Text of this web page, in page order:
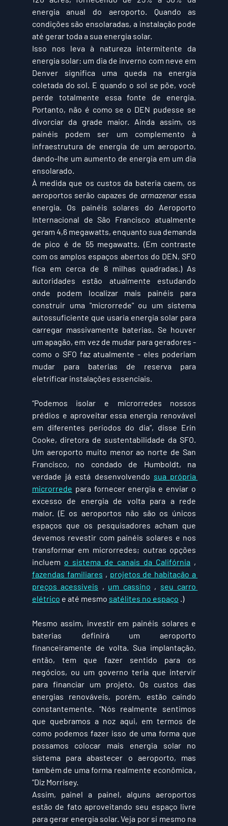
energia anual do aeroporto. Quando as
condições são ensolaradas, a instalação pode
até gerar toda a sua energia solar.
Isso nos leva à natureza intermitente da
energia solar: um dia de inverno com neve em
Denver significa uma queda na energia
coletada do sol. E quando o sol se põe, você
perde totalmente essa fonte de energia.
Portanto, não é como se o DEN pudesse se
divorciar da grade maior. Ainda assim, os
painéis podem ser um complemento à
infraestrutura de energia de um aeroporto,
dando-lhe um aumento de energia em um dia
ensolarado.
À medida que os custos da bateria caem, os
aeroportos serão capazes de armazenar essa
energia. Os painéis solares do Aeroporto
Internacional de São Francisco atualmente
geram 4,6 megawatts, enquanto sua demanda
de pico é de 55 megawatts. (Em contraste
com os amplos espaços abertos do DEN, SFO
fica em cerca de 8 milhas quadradas.) As
autoridades estão atualmente estudando
onde podem localizar mais painéis para
construir uma "microrrede" ou um sistema
autossuficiente que usaria energia solar para
carregar massivamente baterias. Se houver
um apagão, em vez de mudar para geradores -
como o SFO faz atualmente - eles poderiam
mudar para baterias de reserva para
eletrificar instalações essenciais.
“Podemos isolar e microrredes nossos
prédios e aproveitar essa energia renovável
em diferentes períodos do dia”, disse Erin
Cooke, diretora de sustentabilidade da SFO.
Um aeroporto muito menor ao norte de San
Francisco, no condado de Humboldt, na
verdade já está desenvolvendo sua própria
microrrede para fornecer energia e enviar o
excesso de energia de volta para a rede
maior. (E os aeroportos não são os únicos
espaços que os pesquisadores acham que
devemos revestir com painéis solares e nos
transformar em microrredes; outras opções
incluem o sistema de canais da Califórnia
fazendas familiares , projetos de habitação a
preços acessíveis , um cassino , seu carro
elétrico e até mesmo satélites no espaço .)
Mesmo assim, investir em painéis solares e
baterias definirá um aeroporto
financeiramente de volta. Sua implantação,
então, tem que fazer sentido para os
negócios, ou um governo teria que intervir
para financiar um projeto. Os custos das
energias renováveis, porém, estão caindo
constantemente. “Nós realmente sentimos
que quebramos a noz aqui, em termos de
como podemos fazer isso de uma forma que
possamos colocar mais energia solar no
sistema para abastecer o aeroporto, mas
também de uma forma realmente econômica ,
”Diz Morrisey.
Assim, painel a painel, alguns aeroportos
estão de fato aproveitando seu espaço livre
para gerar energia solar. Veja por si mesmo na